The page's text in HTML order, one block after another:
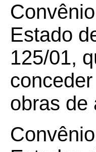
Estado
125/01,
obras de